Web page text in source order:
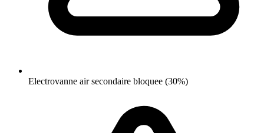
Electrovanne air secondaire bloquee (30%)